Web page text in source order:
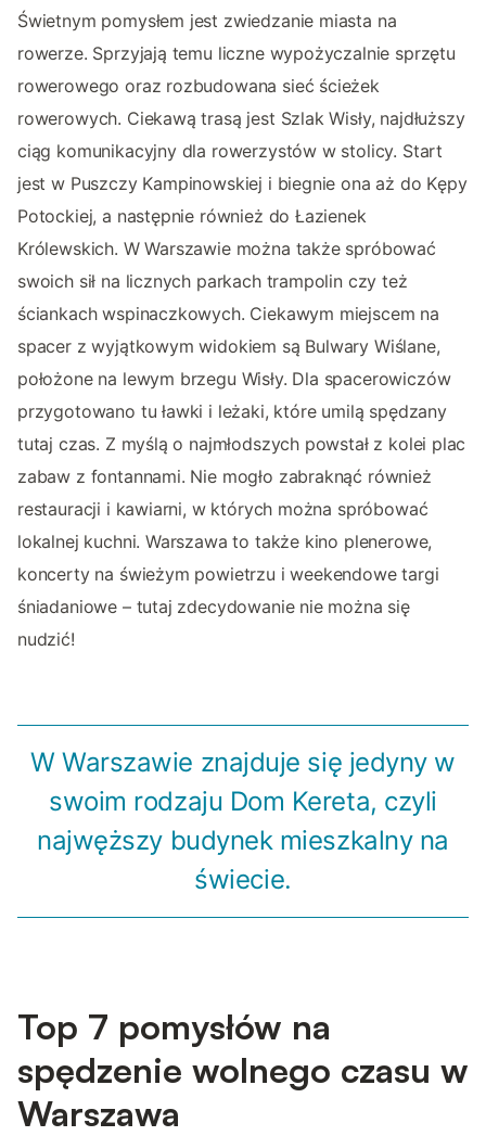
Świetnym pomysłem jest zwiedzanie miasta na
rowerze. Sprzyjają temu liczne wypożyczalnie sprzętu
rowerowego oraz rozbudowana sieć ścieżek
rowerowych. Ciekawą trasą jest Szlak Wisły, najdłuższy
ciąg komunikacyjny dla rowerzystów w stolicy. Start
jest w Puszczy Kampinowskiej i biegnie ona aż do Kępy
Potockiej, a następnie również do Łazienek
Królewskich. W Warszawie można także spróbować
swoich sił na licznych parkach trampolin czy też
ściankach wspinaczkowych. Ciekawym miejscem na
spacer z wyjątkowym widokiem są Bulwary Wiślane,
położone na lewym brzegu Wisły. Dla spacerowiczów
przygotowano tu ławki i leżaki, które umilą spędzany
tutaj czas. Z myślą o najmłodszych powstał z kolei plac
zabaw z fontannami. Nie mogło zabraknąć również
restauracji i kawiarni, w których można spróbować
lokalnej kuchni. Warszawa to także kino plenerowe,
koncerty na świeżym powietrzu i weekendowe targi
śniadaniowe – tutaj zdecydowanie nie można się
nudzić!
W Warszawie znajduje się jedyny w
swoim rodzaju Dom Kereta, czyli
najwęższy budynek mieszkalny na
świecie.
Top 7 pomysłów na
spędzenie wolnego czasu w
Warszawa